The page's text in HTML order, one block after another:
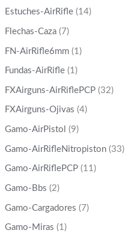
Estuches-AirRifle (14)
Flechas-Caza (7)
FN-AirRifle6mm (1)
Fundas-AirRifle (1)
FXAirguns-AirRiflePCP (32)
FXAirguns-Ojivas (4)
Gamo-AirPistol (9)
Gamo-AirRifleNitropiston (33)
Gamo-AirRiflePCP (11)
Gamo-Bbs (2)
Gamo-Cargadores (7)
Gamo-Miras (1)